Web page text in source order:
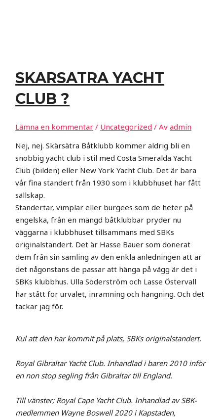
SKARSATRA YACHT
CLUB ?
Lämna en kommentar / Uncategorized / Av admin
Nej, nej. Skärsätra Båtklubb kommer aldrig bli en
snobbig yacht club i stil med Costa Smeralda Yacht
Club (bilden) eller New York Yacht Club. Det är bara
vår fina standert från 1930 som i klubbhuset har fått
sällskap.
Standertar, vimplar eller burgees som de heter på
engelska, från en mängd båtklubbar pryder nu
väggarna i klubbhuset tillsammans med SBKs
originalstandert. Det är Hasse Bauer som donerat
dem från sin samling av den enkla anledningen att är
det någonstans de passar att hänga på vägg är det i
SBKs klubbhus. Ulla Söderström och Lasse Östervall
har stått för urvalet, inramning och hängning. Och det
tackar jag för.
Kul att den har kommit på plats, SBKs originalstandert.
Royal Gibraltar Yacht Club. Inhandlad i baren 2010 inför
en non stop segling från Gibraltar till England.
Till vänster; Royal Cape Yacht Club. Inhandlad av SBK-
medlemmen Wayne Boswell 2020 i Kapstaden,